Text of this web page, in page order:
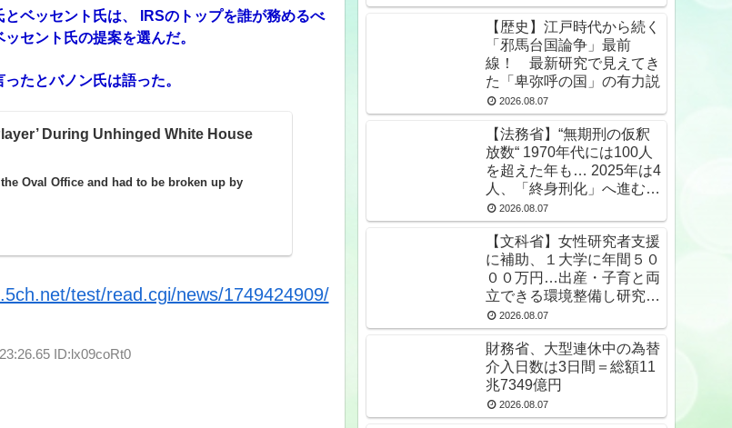
ベッセント氏は、 IRSのトップを誰が務めるべ
セント氏の提案を選んだ。
たとバノン氏は語った。
During Unhinged White House
Oval Office and had to be broken up by
test/read.cgi/news/1749424909/
ID:lx09coRt0
【歴史】江戸時代から続く
「邪馬台国論争」最前
線！ 最新研究で見えてき
た「卑弥呼の国」の有力説
2026.08.07
【法務省】“無期刑の仮釈
放数“ 1970年代には100人
を超えた年も… 2025年は4
人、「終身刑化」へ進む
無期受刑者は24年末で
1650人★2
2026.08.07
【文科省】女性研究者支援
に補助、１大学に年間５０
００万円…出産・子育と両
立できる環境整備し研究力
底上げ
2026.08.07
財務省、大型連休中の為替
介入日数は3日間＝総額11
兆7349億円
2026.08.07